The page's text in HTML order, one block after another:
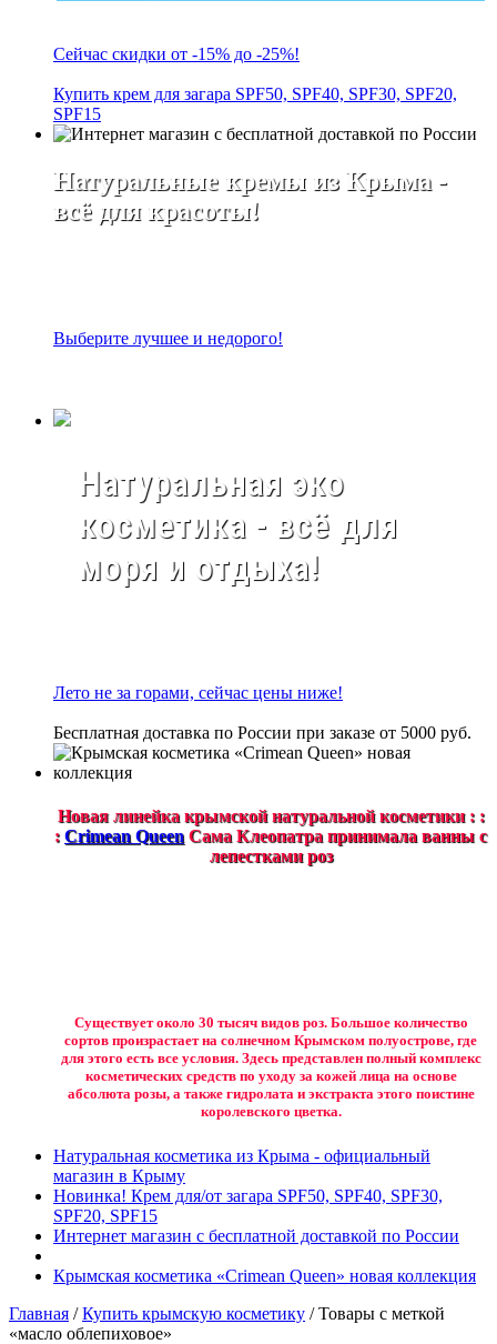
Сейчас скидки от -15% до -25%!
Купить крем для загара SPF50, SPF40, SPF30, SPF20,
SPF15
Натуральные кремы из Крыма -
всё для красоты!
Выберите лучшее и недорого!
Натуральная эко
косметика - всё для
моря и отдыха!
Лето не за горами, сейчас цены ниже!
Бесплатная доставка по России при заказе от 5000 руб.
Новая линейка крымской натуральной косметики : :
: Crimean Queen Сама Клеопатра принимала ванны с
лепестками роз
Существует около 30 тысяч видов роз. Большое количество
сортов произрастает на солнечном Крымском полуострове, где
для этого есть все условия. Здесь представлен полный комплекс
косметических средств по уходу за кожей лица на основе
абсолюта розы, а также гидролата и экстракта этого поистине
королевского цветка.
Натуральная косметика из Крыма - официальный
магазин в Крыму
Новинка! Крем для/от загара SPF50, SPF40, SPF30,
SPF20, SPF15
Интернет магазин с бесплатной доставкой по России
Крымская косметика «Crimean Queen» новая коллекция
Главная /Купить крымскую косметику / Товары с меткой
«масло облепиховое»